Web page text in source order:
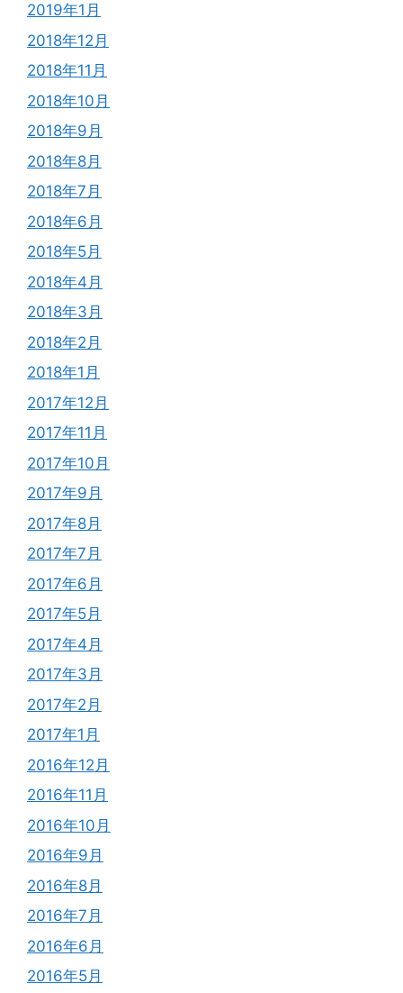
2019年1月
2018年12月
2018年11月
2018年10月
2018年9月
2018年8月
2018年7月
2018年6月
2018年5月
2018年4月
2018年3月
2018年2月
2018年1月
2017年12月
2017年11月
2017年10月
2017年9月
2017年8月
2017年7月
2017年6月
2017年5月
2017年4月
2017年3月
2017年2月
2017年1月
2016年12月
2016年11月
2016年10月
2016年9月
2016年8月
2016年7月
2016年6月
2016年5月